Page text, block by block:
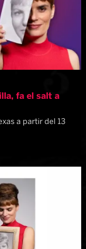
fa el salt a
a partir del 13